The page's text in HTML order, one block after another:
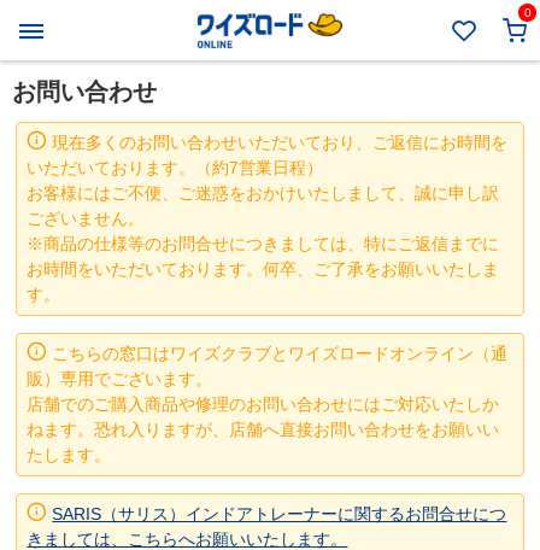
0
お問い合わせ
現在多くのお問い合わせいただいており、ご返信にお時間を
いただいております。（約7営業日程）
お客様にはご不便、ご迷惑をおかけいたしまして、誠に申し訳
ございません。
※商品の仕様等のお問合せにつきましては、特にご返信までに
お時間をいただいております。何卒、ご了承をお願いいたしま
す。
こちらの窓口はワイズクラブとワイズロードオンライン（通
販）専用でございます。
店舗でのご購入商品や修理のお問い合わせにはご対応いたしか
ねます。恐れ入りますが、店舗へ直接お問い合わせをお願いい
たします。
SARIS（サリス）インドアトレーナーに関するお問合せにつ
きましては、こちらへお願いいたします。